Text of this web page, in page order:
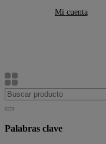
Mi cuenta
Palabras clave